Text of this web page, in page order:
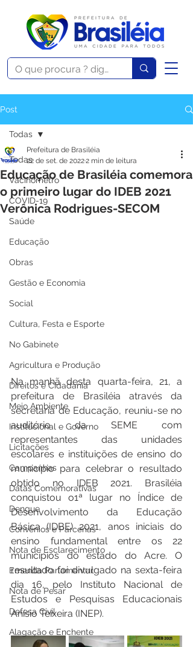
Post
Todas
Vacinômetro
COVID-19
Saúde
Educação
Obras
Gestão e Economia
Social
Cultura, Festa e Esporte
No Gabinete
Agricultura e Produção
Direitos e Cidadania
Meio Ambiente
Institucional e Governo
Licitações
Campanhas
Datas Comemorativas
Dengue
Convênios e Parcerias
Nota de Esclarecimento
Emenda Parlamentar
Nota de Pesar
Defesa Civil
Alagação e Enchente
Todas
Educação de Brasiléia comemora
o primeiro lugar do IDEB 2021
Verônica Rodrigues-SECOM
Prefeitura de Brasiléia
22 de set. de 20222 min de leitura
Na manhã desta quarta-feira, 21, a
prefeitura de Brasiléia através da
secretaria de Educação, reuniu-se no
auditório da SEME com
representantes das unidades
escolares e instituições de ensino do
município para celebrar o resultado
obtido no IDEB 2021. Brasiléia
conquistou o1ª lugar no Índice de
Desenvolvimento da Educação
Básica (IDBE) 2021, anos iniciais do
ensino fundamental entre os 22
municípios do estado do Acre. O
resultado foi divulgado na sexta-feira
dia 16, pelo Instituto Nacional de
Estudos e Pesquisas Educacionais
Anísio Teixeira (INEP).